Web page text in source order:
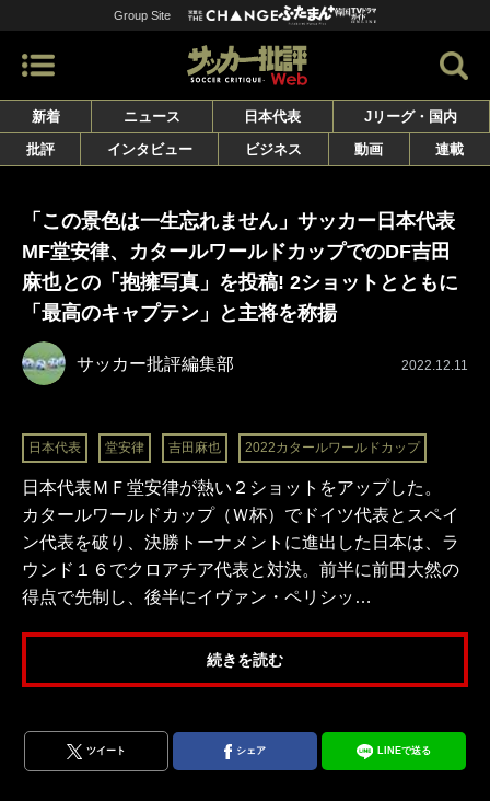
Group Site
新着 ニュース 日本代表
Jリーグ・国内
批評
インタビュー ビジネス 動画 連載
「この景色は一生忘れません」サッカー日本代表
MF堂安律、カタールワールドカップでのDF吉田
麻也との「抱擁写真」を投稿! 2ショットとともに
「最高のキャプテン」と主将を称揚
サッカー批評編集部 2022.12.11
日本代表 堂安律 吉田麻也 2022カタールワールドカップ
日本代表ＭＦ堂安律が熱い２ショットをアップした。
カタールワールドカップ（Ｗ杯）でドイツ代表とスペイ
ン代表を破り、決勝トーナメントに進出した日本は、ラ
ウンド１６でクロアチア代表と対決。前半に前田大然の
得点で先制し、後半にイヴァン・ペリシッ…
続きを読む
ツイート シェア LINEで送る